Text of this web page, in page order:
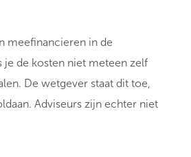
meefinancieren in de
je de kosten niet meteen zelf
De wetgever staat dit toe,
Adviseurs zijn echter niet